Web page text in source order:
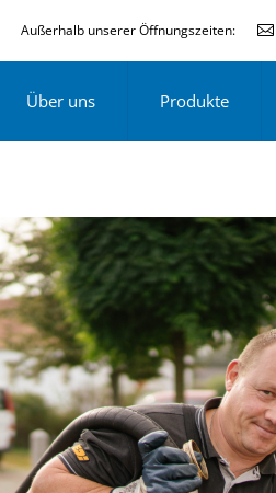
Außerhalb unserer Öffnungszeiten:
Über uns Produkte